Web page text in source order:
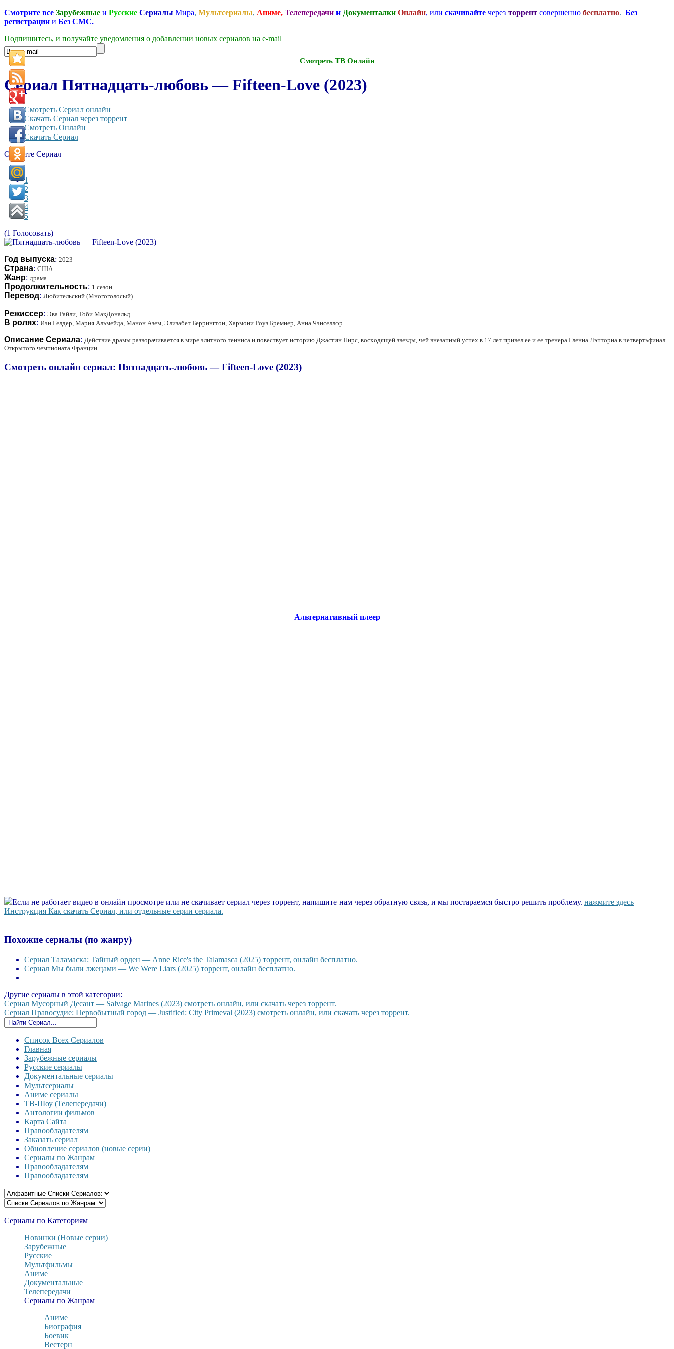
Смотрите все Зарубежные и Русские Сериалы Мира, Мультсериалы, Аниме, Телепередачи и Документалки Онлайн, или скачивайте через торрент совершенно бесплатно. Без
регистрации и Без СМС.
Подпишитесь, и получайте уведомления о добавлении новых сериалов на e-mаil
Смотреть ТВ Онлайн
Сериал Пятнадцать-любовь — Fifteen-Love (2023)
Смотреть Сериал онлайн
Скачать Сериал через торрент
Смотреть Онлайн
Скачать Сериал
Оцените Сериал
1
2
3
4
5
(1 Голосовать)
Год выпуска: 2023
Страна: США
Жанр: драма
Продолжительность: 1 сезон
Перевод: Любительский (Многоголосый)
Режиссер: Эва Райли, Тоби МакДональд
В ролях: Иэн Гелдер, Мария Альмейда, Манон Азем, Элизабет Беррингтон, Хармони Роуз Бремнер, Анна Чэнселлор
Описание Сериала: Действие драмы разворачивается в мире элитного тенниса и повествует историю Джастин Пирс, восходящей звезды, чей внезапный успех в 17 лет привел ее и ее тренера Гленна Лэпторна в четвертьфинал
Открытого чемпионата Франции.
Смотреть онлайн сериал: Пятнадцать-любовь — Fifteen-Love (2023)
Альтернативный плеер
Если не работает видео в онлайн просмотре или не скачивает сериал через торрент, напишите нам через обратную связь, и мы постараемся быстро решить проблему. нажмите здесь
Инструкция Как скачать Сериал, или отдельные серии сериала.
Похожие сериалы (по жанру)
Сериал Таламаска: Тайный орден — Anne Rice's the Talamasca (2025) торрент, онлайн бесплатно.
Сериал Мы были лжецами — We Were Liars (2025) торрент, онлайн бесплатно.
Другие сериалы в этой категории:
Сериал Мусорный Десант — Salvage Marines (2023) смотреть онлайн, или скачать через торрент.
Сериал Правосудие: Первобытный город — Justified: City Primeval (2023) смотреть онлайн, или скачать через торрент.
Список Всех Сериалов
Главная
Зарубежные сериалы
Русские сериалы
Документальные сериалы
Мультсериалы
Аниме сериалы
ТВ-Шоу (Телепередачи)
Антологии фильмов
Карта Сайта
Правообладателям
Заказать сериал
Обновление сериалов (новые серии)
Сериалы по Жанрам
Правообладателям
Правообладателям
Сериалы по Категориям
Новинки (Новые серии)
Зарубежные
Русские
Мультфильмы
Аниме
Документальные
Телепередачи
Сериалы по Жанрам
Аниме
Биография
Боевик
Вестерн